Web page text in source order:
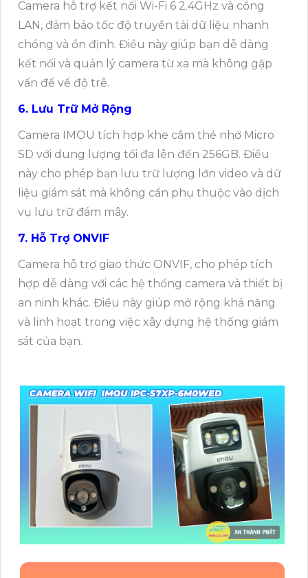
Camera hỗ trợ kết nối Wi-Fi 6 2.4GHz và cổng
LAN, đảm bảo tốc độ truyền tải dữ liệu nhanh
chóng và ổn định. Điều này giúp bạn dễ dàng
kết nối và quản lý camera từ xa mà không gặp
vấn đề về độ trễ.
6. Lưu Trữ Mở Rộng
Camera IMOU tích hợp khe cắm thẻ nhớ Micro
SD với dung lượng tối đa lên đến 256GB. Điều
này cho phép bạn lưu trữ lượng lớn video và dữ
liệu giám sát mà không cần phụ thuộc vào dịch
vụ lưu trữ đám mây.
7. Hỗ Trợ ONVIF
Camera hỗ trợ giao thức ONVIF, cho phép tích
hợp dễ dàng với các hệ thống camera và thiết bị
an ninh khác. Điều này giúp mở rộng khả năng
và linh hoạt trong việc xây dựng hệ thống giám
sát của bạn.